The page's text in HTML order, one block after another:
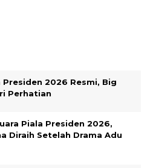
Presiden 2026 Resmi, Big
Perhatian
Piala Presiden 2026,
Diraih Setelah Drama Adu